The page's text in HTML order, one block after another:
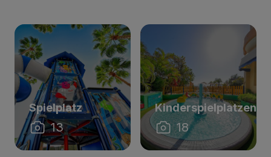
Spielplatz
13
Kinderspielplatzen
18